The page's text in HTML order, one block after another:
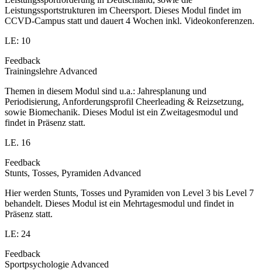
Leistungssportstrukturen im Cheersport. Dieses Modul findet im
CCVD-Campus statt und dauert 4 Wochen inkl. Videokonferenzen.
LE: 10
Feedback
Trainingslehre Advanced
Themen in diesem Modul sind u.a.: Jahresplanung und
Periodisierung, Anforderungsprofil Cheerleading & Reizsetzung,
sowie Biomechanik. Dieses Modul ist ein Zweitagesmodul und
findet in Präsenz statt.
LE. 16
Feedback
Stunts, Tosses, Pyramiden Advanced
Hier werden Stunts, Tosses und Pyramiden von Level 3 bis Level 7
behandelt. Dieses Modul ist ein Mehrtagesmodul und findet in
Präsenz statt.
LE: 24
Feedback
Sportpsychologie Advanced